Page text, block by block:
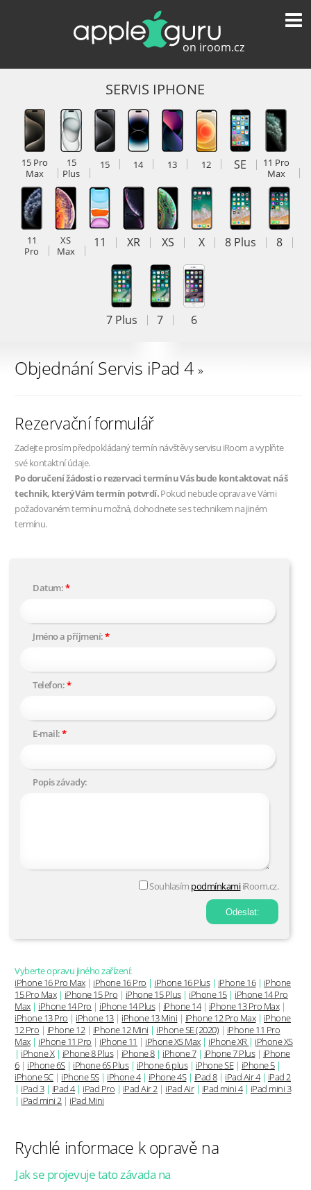
SERVIS IPHONE
15 Pro
Max
15
Plus
15 14 13 12 SE
11 Pro
Max
11
Pro
XS
Max
11 XR XS X 8 Plus 8
7 Plus 7 6
Objednání Servis iPad 4»
Rezervační formulář
Zadejte prosím předpokládaný termín návštěvy servisu iRoom a vyplňte
své kontaktní údaje.
Po doručení žádosti o rezervaci termínu Vás bude kontaktovat náš
technik, který Vám termín potvrdí.Pokud nebude oprava ve Vámi
požadovaném termínu možná, dohodnete se s technikem na jiném
termínu.
Datum:
Jméno a příjmení:
Telefon:
E-mail:
Popis závady:
Souhlasím podmínkami iRoom.cz.
Vyberte opravu jiného zařízení:
iPhone 16 Pro Max| iPhone 16 Pro | iPhone 16 Plus| iPhone 16| iPhone
15 Pro Max| iPhone 15 Pro | iPhone 15 Plus| iPhone 15| iPhone 14 Pro
Max| iPhone 14 Pro | iPhone 14 Plus| iPhone 14| iPhone 13 Pro Max|
iPhone 13 Pro | iPhone 13| iPhone 13 Mini | iPhone 12 Pro Max| iPhone
12 Pro | iPhone 12| iPhone 12 Mini | iPhone SE (2020) | iPhone 11 Pro
Max| iPhone 11 Pro | iPhone 11 | iPhone XS Max| iPhone XR | iPhone XS
| iPhone X| iPhone 8 Plus| iPhone 8| iPhone 7| iPhone 7 Plus| iPhone
6| iPhone 6S| iPhone 6S Plus| iPhone 6 plus| iPhone SE| iPhone 5|
iPhone 5C| iPhone 5S| iPhone 4| iPhone 4S| iPad 8| iPad Air 4| iPad 2
| iPad 3| iPad 4| iPad Pro | iPad Air 2| iPad Air| iPad mini 4| iPad mini 3
| iPad mini 2| iPad Mini
Rychlé informace k opravě na
Jak se projevuje tato závada na